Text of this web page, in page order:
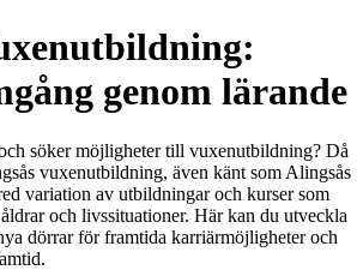
genom lärande
söker möjligheter till vuxenutbildning? Då
vuxenutbildning, även känt som Alingsås
variation av utbildningar och kurser som
och livssituationer. Här kan du utveckla
dörrar för framtida karriärmöjligheter och